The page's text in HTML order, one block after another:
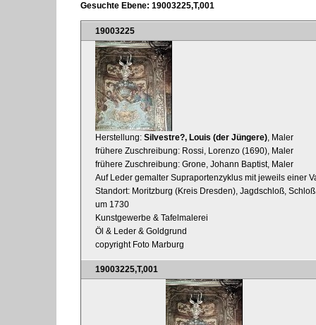
Gesuchte Ebene: 19003225,T,001
19003225
Herstellung: Silvestre?, Louis (der Jüngere) , Maler
frühere Zuschreibung: Rossi, Lorenzo (1690), Maler
frühere Zuschreibung: Grone, Johann Baptist, Maler
Auf Leder gemalter Supraportenzyklus mit jeweils einer
Standort: Moritzburg (Kreis Dresden), Jagdschloß,
um 1730
Kunstgewerbe & Tafelmalerei
Öl & Leder & Goldgrund
copyright Foto Marburg
19003225,T,001